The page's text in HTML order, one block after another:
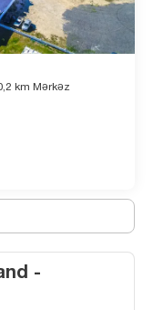
km Mərkəz
-